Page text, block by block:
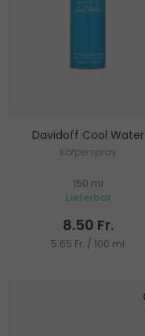
Davidoff Cool Water
Körperspray
150 ml
Lieferbar
8.50 Fr.
5.65 Fr. / 100 ml